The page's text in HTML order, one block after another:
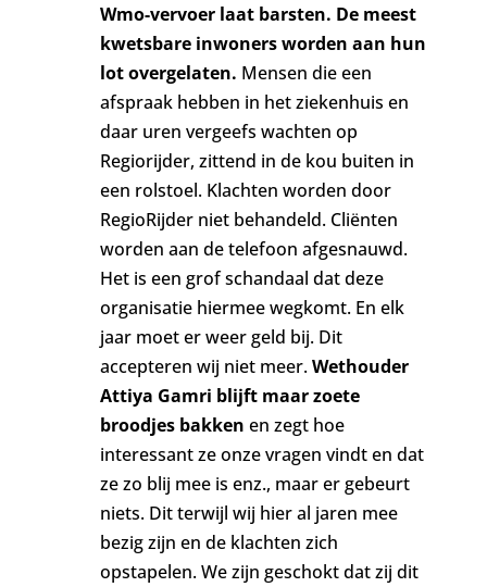
Wmo-vervoer laat barsten. De meest
kwetsbare inwoners worden aan hun
lot overgelaten. Mensen die een
afspraak hebben in het ziekenhuis en
daar uren vergeefs wachten op
Regiorijder, zittend in de kou buiten in
een rolstoel. Klachten worden door
RegioRijder niet behandeld. Cliënten
worden aan de telefoon afgesnauwd.
Het is een grof schandaal dat deze
organisatie hiermee wegkomt. En elk
jaar moet er weer geld bij. Dit
accepteren wij niet meer.Wethouder
Attiya Gamri blijft maar zoete
broodjes bakken en zegt hoe
interessant ze onze vragen vindt en dat
ze zo blij mee is enz., maar er gebeurt
niets. Dit terwijl wij hier al jaren mee
bezig zijn en de klachten zich
opstapelen. We zijn geschokt dat zij dit